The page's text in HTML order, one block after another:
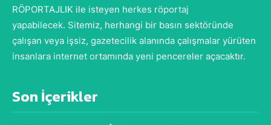
RÖPORTAJLIK ile isteyen herkes röportaj
yapabilecek. Sitemiz, herhangi bir basın sektöründe
çalışan veya işsiz, gazetecilik alanında çalışmalar yürüten
insanlara internet ortamında yeni pencereler açacaktır.
Son İçerikler